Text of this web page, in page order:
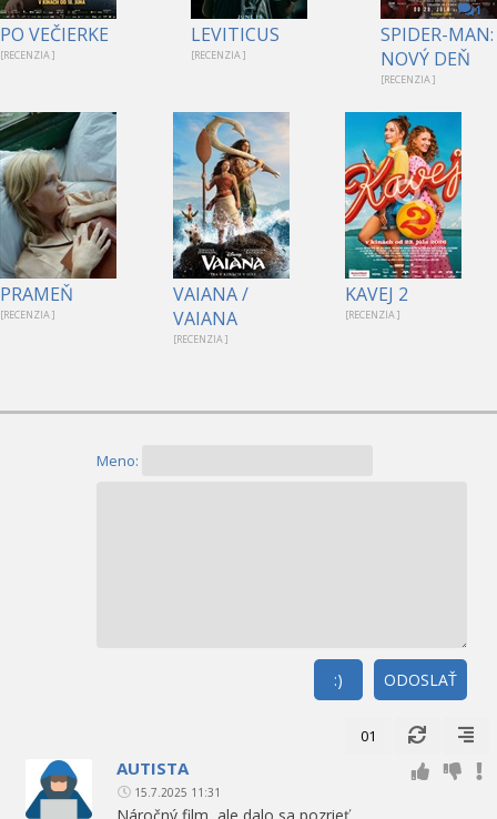
PO VEČIERKE
[RECENZIA ]
LEVITICUS
[RECENZIA ]
1
SPIDER-MAN:
NOVÝ DEŇ
[RECENZIA ]
PRAMEŇ
[RECENZIA ]
VAIANA /
VAIANA
[RECENZIA ]
KAVEJ 2
[RECENZIA ]
Meno:
ODOSLAŤ
:)
01
AUTISTA
15.7.2025 11:31